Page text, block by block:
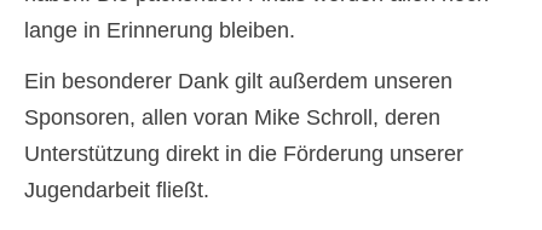
lange in Erinnerung bleiben.
Ein besonderer Dank gilt außerdem unseren
Sponsoren, allen voran Mike Schroll, deren
Unterstützung direkt in die Förderung unserer
Jugendarbeit fließt.